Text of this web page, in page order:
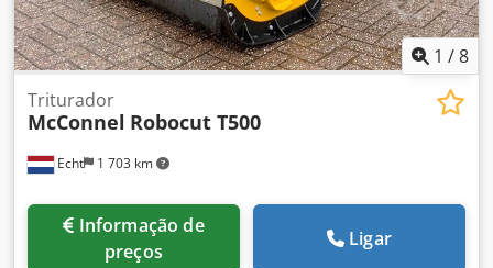
1 /8
Echt 1 703 km
Triturador
McConnel Robocut T500
preços
Ligar